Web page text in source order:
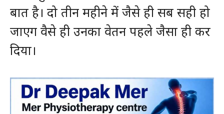
बात है। दो तीन महीने में जैसे ही सब सही हो
जाएग वैसे ही उनका वेतन पहले जैसा ही कर
दिया।